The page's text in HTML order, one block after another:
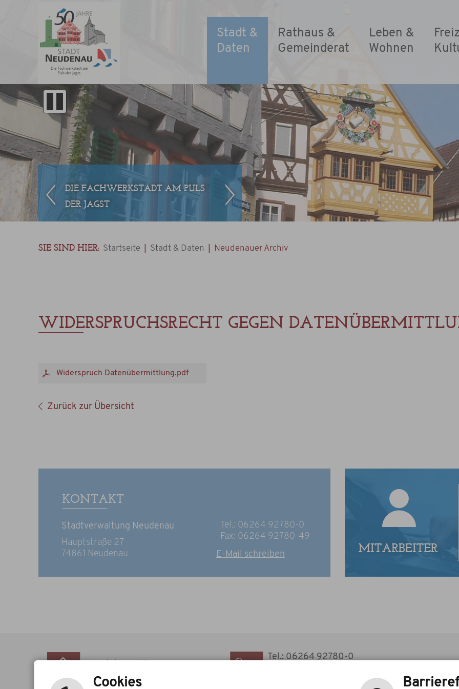
Stadt &
Daten
Rathaus &
Gemeinderat
Leben &
Wohnen
DIE FACHWERKSTADT AM PULS
DER JAGST
SIE SIND HIER: Startseite | Stadt & Daten | Neudenauer Archiv
WIDERSPRUCHSRECHT GEGEN
Widerspruch Datenübermittlung.pdf
Zurück zur Übersicht
KONTAKT
Stadtverwaltung Neudenau
Hauptstraße 27
74861 Neudenau
Tel.: 06264 92780-0
Fax: 06264 92780-49
E-Mail schreiben
74861 Neudenau
Tel.: 06264 92780-0
Cookies